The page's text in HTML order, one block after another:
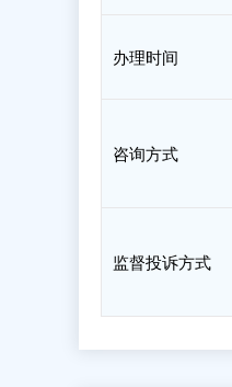
办理时间
咨询方式
监督投诉方式